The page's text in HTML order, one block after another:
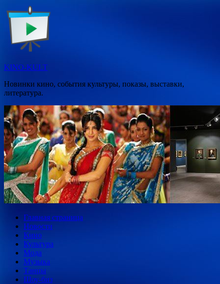
Перейти
к
содержимому
KINO-KULT
Новинки кино, события культуры, показы, выставки,
литература.
Главная страница
Новости
Кино
Культура
Мода
Музыка
Танцы
Шоу-биз